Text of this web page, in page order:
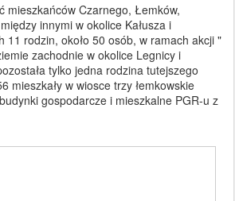
mieszkańców Czarnego, Łemków,
innymi w okolice Kałusza i
11 rodzin, około 50 osób, w ramach akcji "
zachodnie w okolice Legnicy i
tylko jedna rodzina tutejszego
mieszkały w wiosce trzy łemkowskie
gospodarcze i mieszkalne PGR-u z